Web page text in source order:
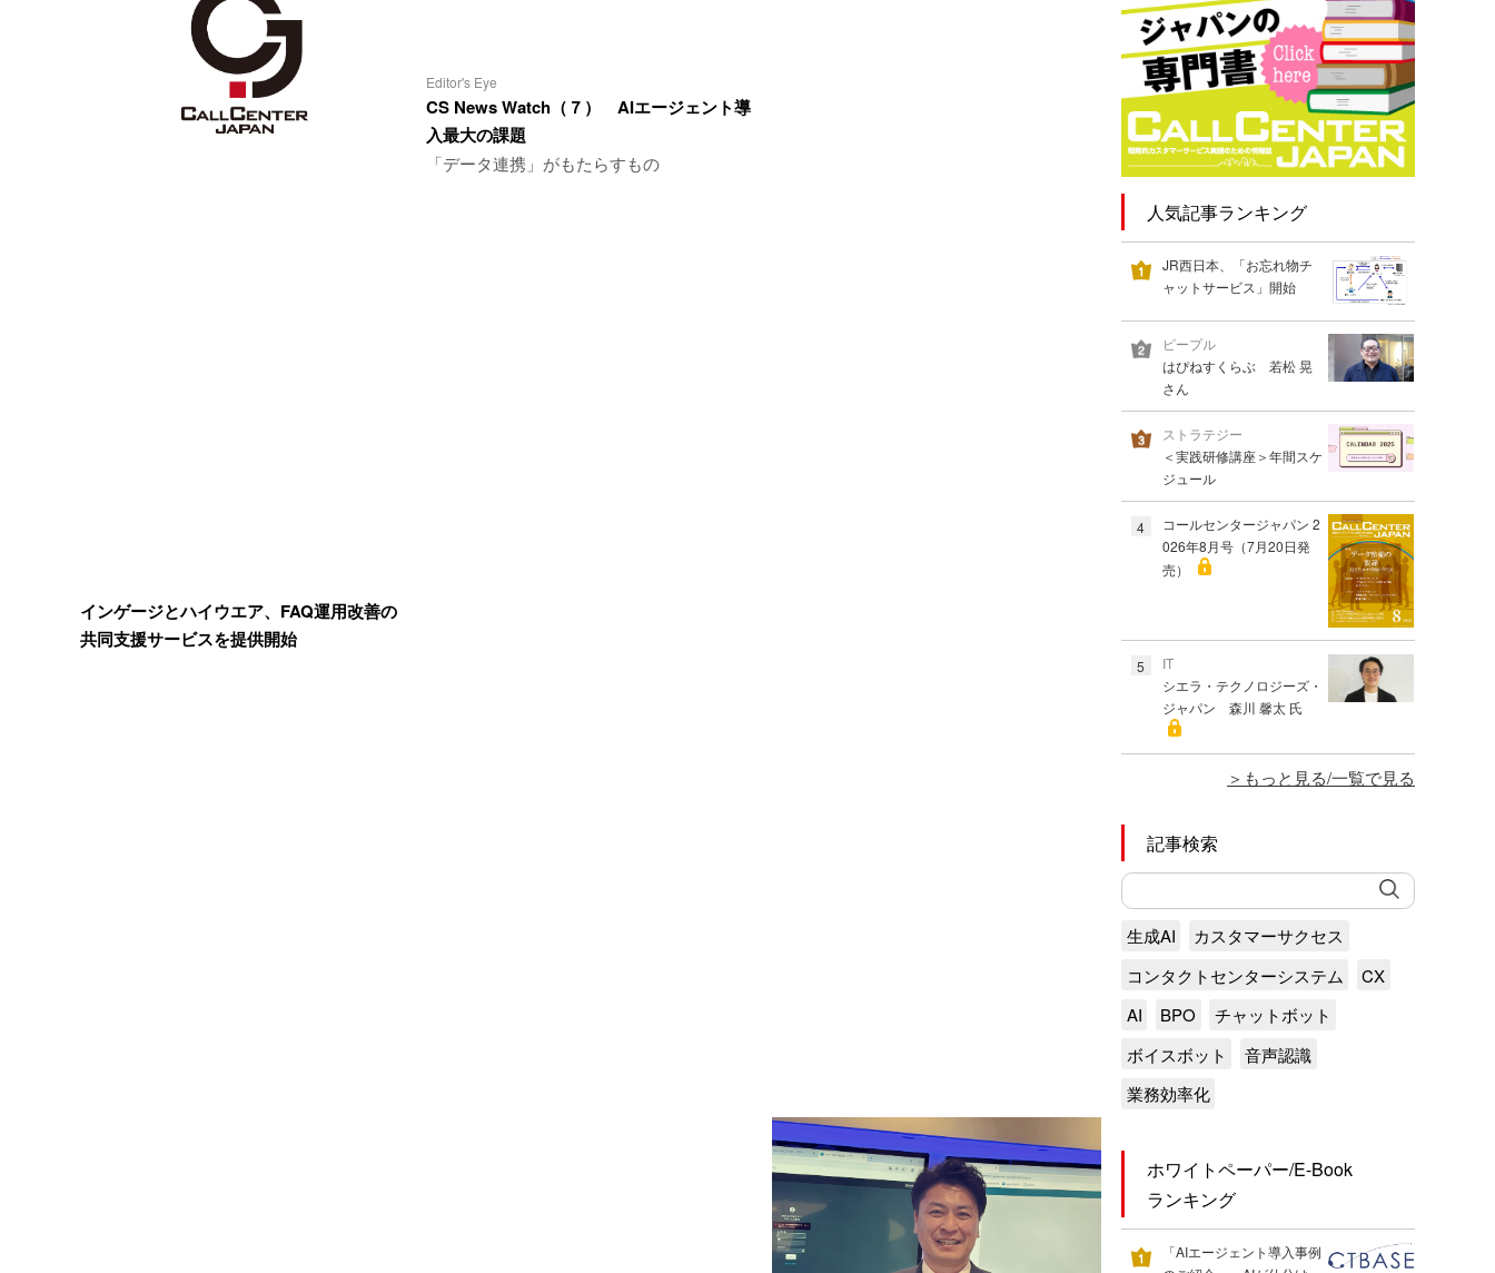
インゲージとハイウエア、FAQ運用改善の
共同支援サービスを提供開始
Editor's Eye
CS News Watch（７） AIエージェント導
入最大の課題
「データ連携」がもたらすもの
人気記事ランキング
JR西日本、「お忘れ物チ
ャットサービス」開始
ピープル
はぴねすくらぶ 若松 晃
さん
ストラテジー
＜実践研修講座＞年間スケ
ジュール
4
コールセンタージャパン 2
026年8月号（7月20日発
売）
5
IT
シエラ・テクノロジーズ・
ジャパン 森川 馨太 氏
もっと見る/一覧で見る
記事検索
生成AI
カスタマーサクセス
コンタクトセンターシステム
CX
AI
BPO
チャットボット
ボイスボット
音声認識
業務効率化
ホワイトペーパー/E-Book
ランキング
「AIエージェント導入事例